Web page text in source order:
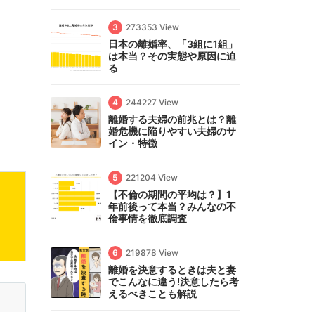
3 273353 View
日本の離婚率、「3組に1組」
は本当？その実態や原因に迫
る
4 244227 View
離婚する夫婦の前兆とは？離
婚危機に陥りやすい夫婦のサ
イン・特徴
5 221204 View
【不倫の期間の平均は？】1
年前後って本当？みんなの不
倫事情を徹底調査
6 219878 View
離婚を決意するときは夫と妻
でこんなに違う!決意したら考
えるべきことも解説